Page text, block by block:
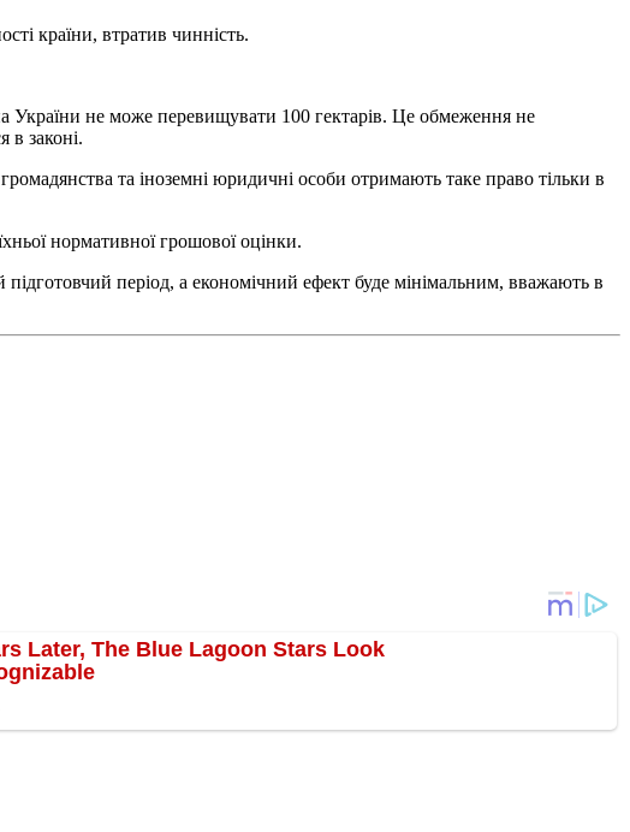
країни, втратив чинність.
України не може перевищувати 100 гектарів. Це обмеження не
в законі.
та іноземні юридичні особи отримають таке право тільки в
нормативної грошової оцінки.
період, а економічний ефект буде мінімальним, вважають в